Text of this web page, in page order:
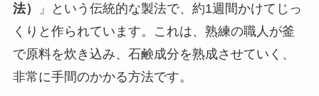
法）
」という伝統的な製法で、約1週間かけてじっ
くりと作られています。これは、熟練の職人が釜
で原料を炊き込み、石鹸成分を熟成させていく、
非常に手間のかかる方法です。